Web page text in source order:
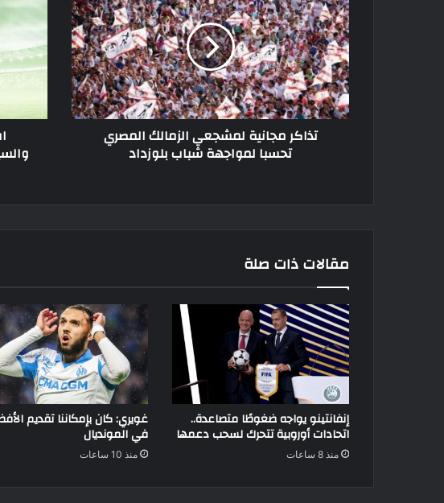
لمشجعي
الزمالك
المصري
تحسبا
لمواجهة
شباب
بلوزداد
تذاكر مجانية لمشجعي الزمالك المصري
تحسبا لمواجهة شباب بلوزداد
قمة
بين
الحمراوة
من
البقاء
مقالات ذات صلة
إنفانتينو يواجه ضغوطًا متصاعدة..
اتحادات أوروبية تتحرك لسحب دعمها
منذ 8 ساعات
غويري: كان بإمكاننا تقديم
في المونديال
منذ 10 ساعات